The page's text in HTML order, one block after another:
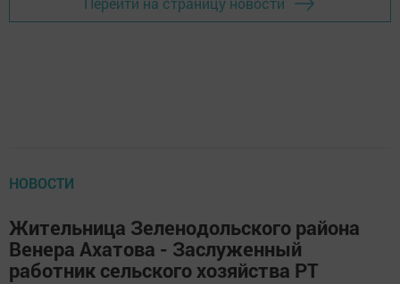
НОВОСТИ
Жительница Зеленодольского района
Венера Ахатова - Заслуженный
работник сельского хозяйства РТ